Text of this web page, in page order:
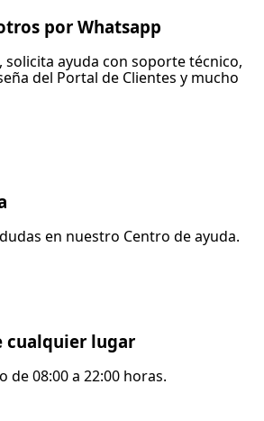
por Whatsapp
solicita ayuda con soporte técnico,
del Portal de Clientes y mucho
en nuestro Centro de ayuda.
cualquier lugar
de 08:00 a 22:00 horas.